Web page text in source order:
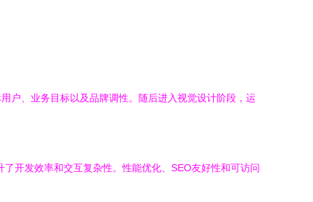
户、业务目标以及品牌调性。随后进入视觉设计阶段，运
开发效率和交互复杂性。性能优化、SEO友好性和可访问